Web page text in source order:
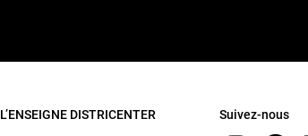
L’ENSEIGNE DISTRICENTER Suivez-nous